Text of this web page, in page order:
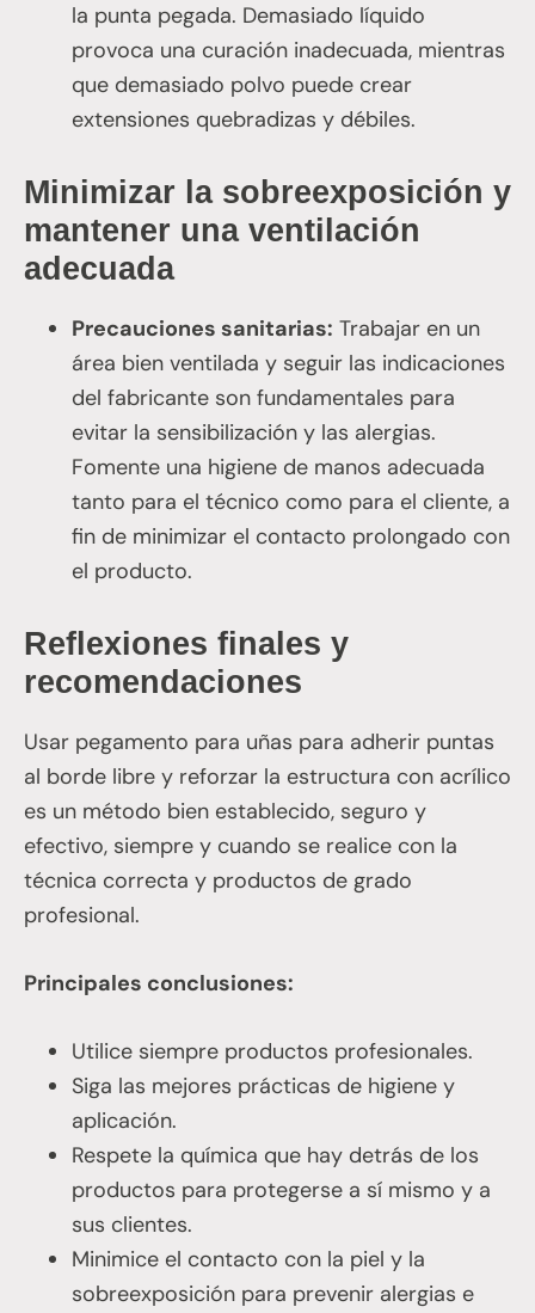
la punta pegada. Demasiado líquido
provoca una curación inadecuada, mientras
que demasiado polvo puede crear
extensiones quebradizas y débiles.
Minimizar la sobreexposición y
mantener una ventilación
adecuada
Precauciones sanitarias: Trabajar en un
área bien ventilada y seguir las indicaciones
del fabricante son fundamentales para
evitar la sensibilización y las alergias.
Fomente una higiene de manos adecuada
tanto para el técnico como para el cliente, a
fin de minimizar el contacto prolongado con
el producto.
Reflexiones finales y
recomendaciones
Usar pegamento para uñas para adherir puntas
al borde libre y reforzar la estructura con acrílico
es un método bien establecido, seguro y
efectivo, siempre y cuando se realice con la
técnica correcta y productos de grado
profesional.
Principales conclusiones:
Utilice siempre productos profesionales.
Siga las mejores prácticas de higiene y
aplicación.
Respete la química que hay detrás de los
productos para protegerse a sí mismo y a
sus clientes.
Minimice el contacto con la piel y la
sobreexposición para prevenir alergias e